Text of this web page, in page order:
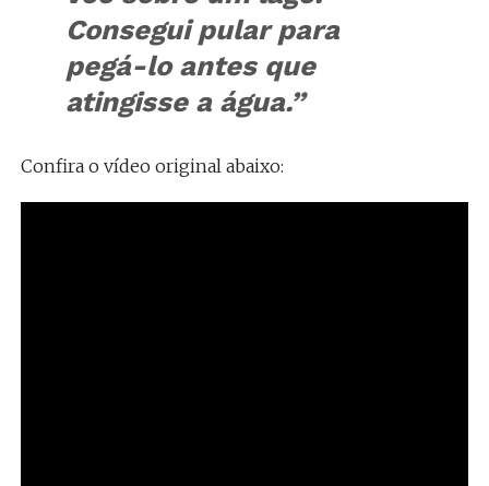
Consegui pular para
pegá-lo antes que
atingisse a água.”
Confira o vídeo original abaixo: